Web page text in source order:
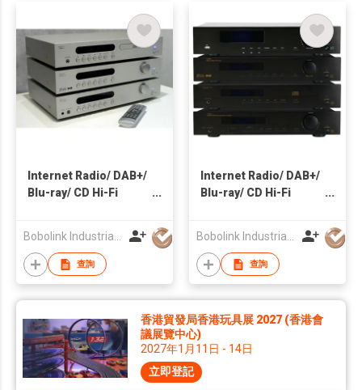
Internet Radio/ DAB+/
Blu-ray/ CD Hi-Fi
Bobolink Industrial Limited
查詢
Internet Radio/ DAB+/
Blu-ray/ CD Hi-Fi
Bobolink Industrial Limited
查詢
香港貿發局香港玩具展 2027 (香港會
議展覽中心)
2027年1月11日 - 14日
立即登記